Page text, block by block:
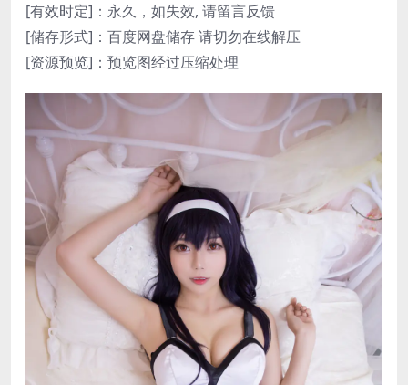
[有效时定]：永久，如失效, 请留言反馈
[储存形式]：百度网盘储存 请切勿在线解压
[资源预览]：预览图经过压缩处理